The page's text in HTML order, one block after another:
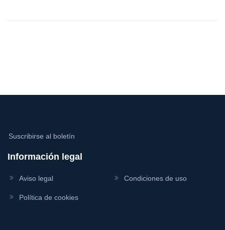
Suscribirse al boletín
Información legal
Aviso legal Condiciones de uso
Política de cookies